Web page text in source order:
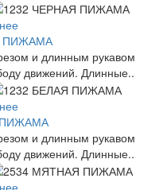
ПИЖАМА
и длинным рукавом
движений. Длинные..
ПИЖАМА
и длинным рукавом
движений. Длинные..